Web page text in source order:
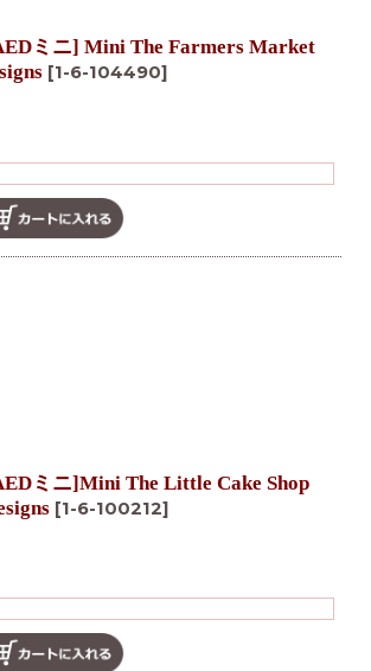
ミニ] Mini The Farmers Market
[1-6-104490]
ミニ]Mini The Little Cake Shop
[1-6-100212]